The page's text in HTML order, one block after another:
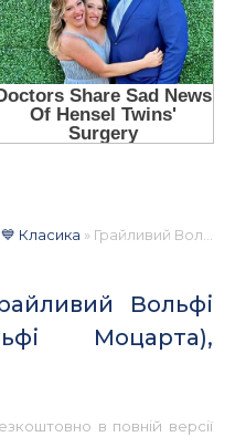
💙 Класика » Грайливий Вольфі (дитинство Вольфі Моцарта), Роздобудько Ірен 📚 - Українською
Вольфі
Моцарта),
в повній версії